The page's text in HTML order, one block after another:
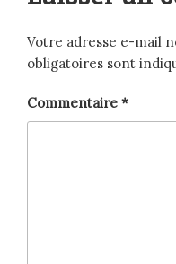
Votre adresse e-mail
obligatoires sont
Commentaire *